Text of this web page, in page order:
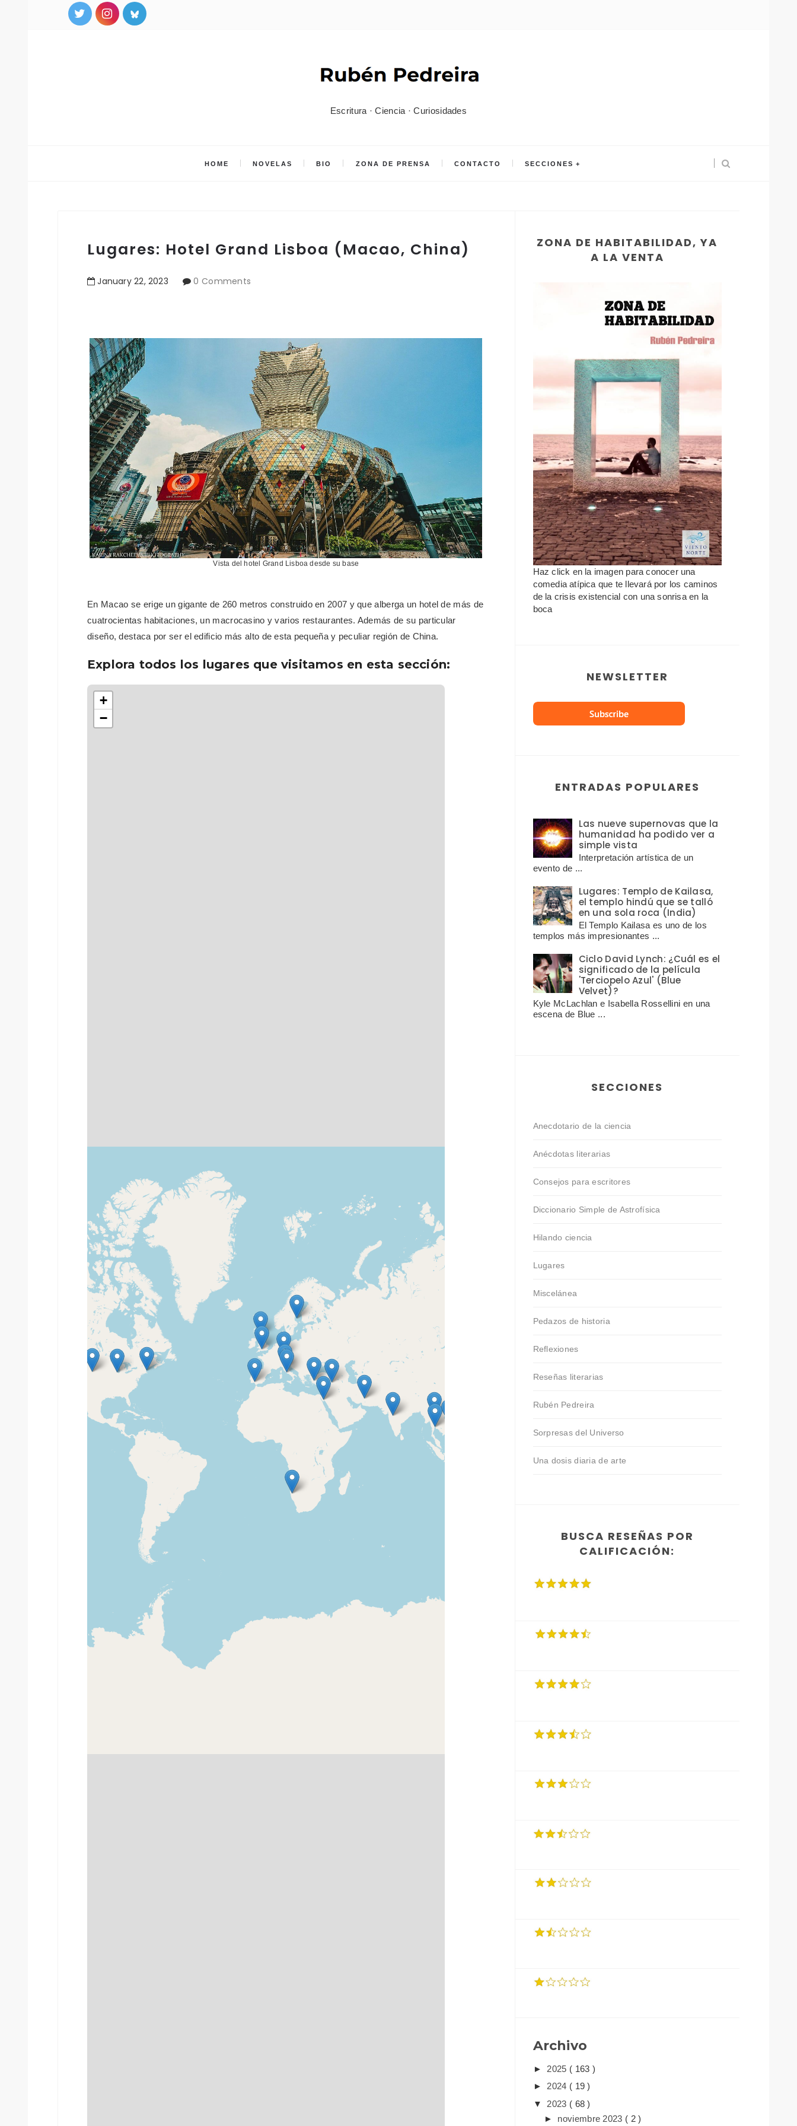
Escritura · Ciencia · Curiosidades
HOME NOVELAS BIO ZONA DE PRENSA CONTACTO SECCIONES
Lugares: Hotel Grand Lisboa (Macao, China)
January 22, 2023 0 Comments
Vista del hotel Grand Lisboa desde su base
En Macao se erige un gigante de 260 metros construido en 2007 y que alberga un hotel de más de
cuatrocientas habitaciones, un macrocasino y varios restaurantes. Además de su particular
diseño, destaca por ser el edificio más alto de esta pequeña y peculiar región de China.
Explora todos los lugares que visitamos en esta sección:
+
−
ZONA DE HABITABILIDAD, YA
A LA VENTA
Haz click en la imagen para conocer una
comedia atípica que te llevará por los caminos
de la crisis existencial con una sonrisa en la
boca
NEWSLETTER
ENTRADAS POPULARES
Las nueve supernovas que la
humanidad ha podido ver a
simple vista
Interpretación artística de un
evento de ...
Lugares: Templo de Kailasa,
el templo hindú que se talló
en una sola roca (India)
El Templo Kailasa es uno de los
templos más impresionantes ...
Ciclo David Lynch: ¿Cuál es el
significado de la película
'Terciopelo Azul' (Blue
Velvet)?
Kyle McLachlan e Isabella Rossellini en una
escena de Blue ...
SECCIONES
Anecdotario de la ciencia
Anécdotas literarias
Consejos para escritores
Diccionario Simple de Astrofísica
Hilando ciencia
Lugares
Miscelánea
Pedazos de historia
Reflexiones
Reseñas literarias
Rubén Pedreira
Sorpresas del Universo
Una dosis diaria de arte
BUSCA RESEÑAS POR
CALIFICACIÓN:
Archivo
► 2025 ( 163 )
► 2024 ( 19 )
▼ 2023 ( 68 )
► noviembre 2023 ( 2 )